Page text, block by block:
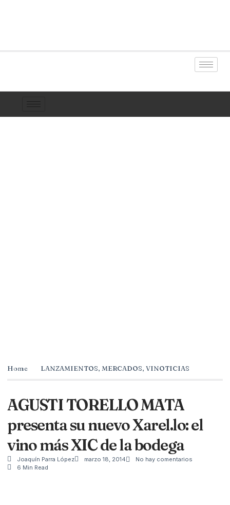
Home LANZAMIENTOS, MERCADOS, VINOTICIAS
AGUSTI TORELLO MATA
presenta su nuevo Xarel.lo: el
vino más XIC de la bodega
Joaquín Parra López marzo 18, 2014
No hay comentarios
6 Min Read